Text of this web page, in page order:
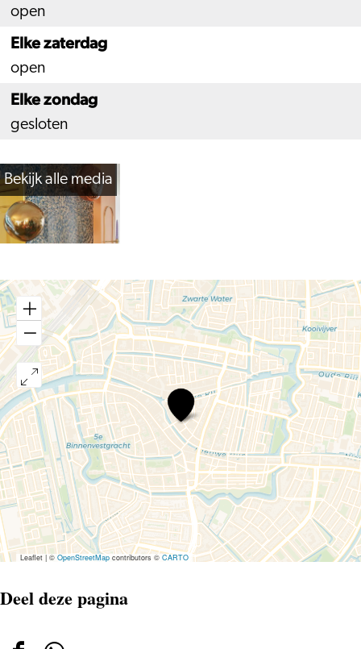
open
Elke zaterdag
open
Elke zondag
gesloten
Bekijk alle media
De
Klare
Lijn
Leaflet|©OpenStreetMap contributors ©CARTO
Deel deze pagina